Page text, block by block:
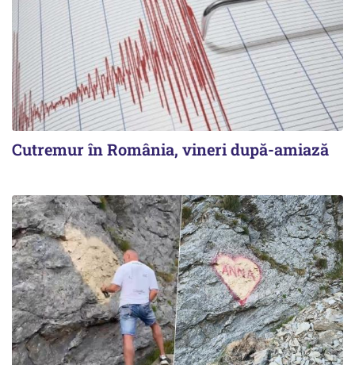
Cutremur în România, vineri după-amiază